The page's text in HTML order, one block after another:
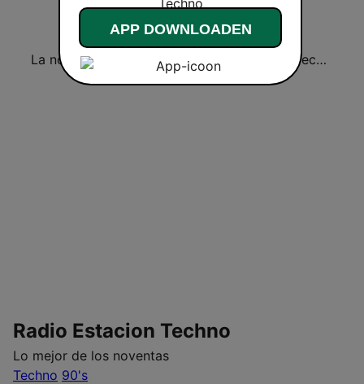
La noventera La Ochentera Radio Techno Mix
Radio Estacion Techno
Lo mejor de los noventas
Techno 90's
APP DOWNLOADEN